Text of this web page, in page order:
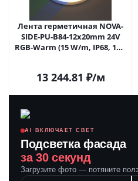
Лента герметичная NOVA-
SIDE-PU-B84-12x20mm 24V
RGB-Warm (15 W/m, IP68, 1m,
13 244.81 ₽/м
AI ВКЛЮЧАЕТ СВЕТ
Подсветка фасада
за 30 секунд
Загрузите фото — потяните